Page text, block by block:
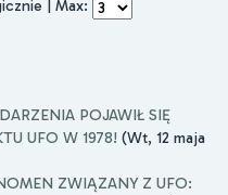
| Max:
POJAWIŁ SIĘ
UFO W 1978! (Wt, 12 maja
ZWIĄZANY Z UFO: